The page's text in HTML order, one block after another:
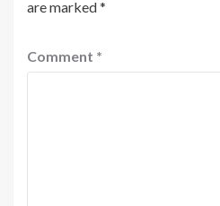
are marked*
Comment *